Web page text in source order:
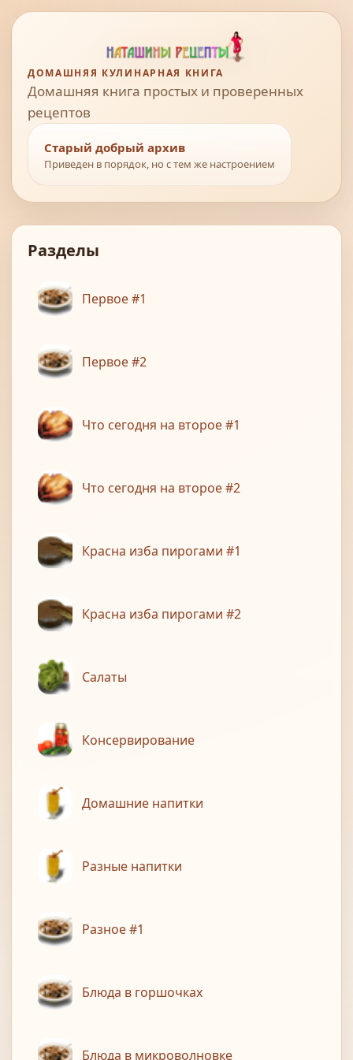
ДОМАШНЯЯ КУЛИНАРНАЯ КНИГА
Домашняя книга простых и проверенных
рецептов
Старый добрый архив
Приведен в порядок, но с тем же настроением
Разделы
Первое #1
Первое #2
Что сегодня на второе #1
Что сегодня на второе #2
Красна изба пирогами #1
Красна изба пирогами #2
Салаты
Консервирование
Домашние напитки
Разные напитки
Разное #1
Блюда в горшочках
Блюда в микроволновке